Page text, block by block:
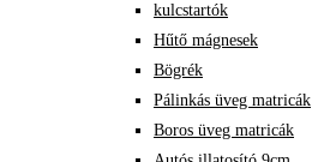
kulcstartók
Hűtő mágnesek
Bögrék
Pálinkás üveg matricák
Boros üveg matricák